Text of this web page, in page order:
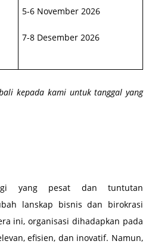
5-6 November 2026
7-8 Desember 2026
kepada kami untuk tanggal yang
yang pesat dan tuntutan
lanskap bisnis dan birokrasi
ini, organisasi dihadapkan pada
efisien, dan inovatif. Namun,